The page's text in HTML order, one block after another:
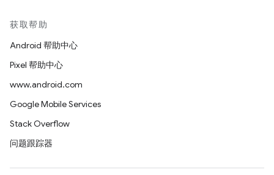
获取帮助
Android 帮助中心
Pixel 帮助中心
www.android.com
Google Mobile Services
Stack Overflow
问题跟踪器